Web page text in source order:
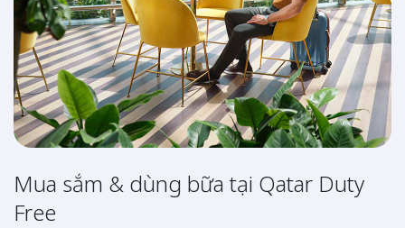
Mua sắm & dùng bữa tại Qatar Duty
Free